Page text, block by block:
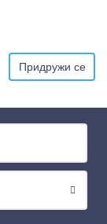
Придружи се